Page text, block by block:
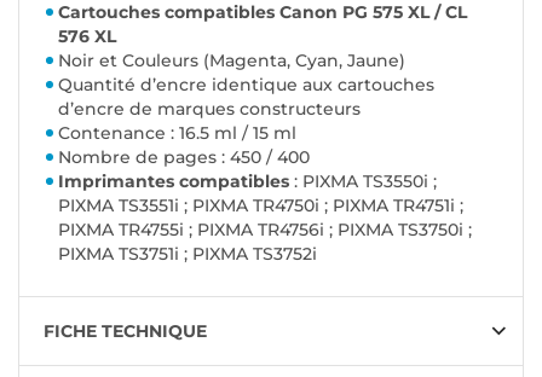
Cartouches compatibles Canon PG 575 XL / CL
576 XL
Noir et Couleurs (Magenta, Cyan, Jaune)
Quantité d’encre identique aux cartouches
d’encre de marques constructeurs
Contenance : 16.5 ml / 15 ml
Nombre de pages : 450 / 400
Imprimantes compatibles : PIXMA TS3550i ;
PIXMA TS3551i ; PIXMA TR4750i ; PIXMA TR4751i ;
PIXMA TR4755i ; PIXMA TR4756i ; PIXMA TS3750i ;
PIXMA TS3751i ; PIXMA TS3752i
FICHE TECHNIQUE